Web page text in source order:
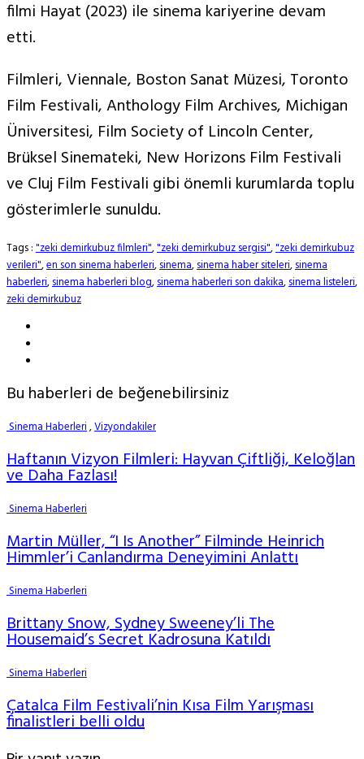
filmi Hayat (2023) ile sinema kariyerine devam
etti.
Filmleri, Viennale, Boston Sanat Müzesi, Toronto
Film Festivali, Anthology Film Archives, Michigan
Üniversitesi, Film Society of Lincoln Center,
Brüksel Sinemateki, New Horizons Film Festivali
ve Cluj Film Festivali gibi önemli kurumlarda toplu
gösterimlerle sunuldu.
Tags :"zeki demirkubuz filmleri","zeki demirkubuz sergisi","zeki demirkubuz
verileri",en son sinema haberleri,sinema,sinema haber siteleri,sinema
haberleri,sinema haberleri blog,sinema haberleri son dakika,sinema listeleri,
zeki demirkubuz
Bu haberleri de beğenebilirsiniz
Sinema Haberleri,Vizyondakiler
Haftanın Vizyon Filmleri: Hayvan Çiftliği, Keloğlan
ve Daha Fazlası!
Sinema Haberleri
Martin Müller, “I Is Another” Filminde Heinrich
Himmler’i Canlandırma Deneyimini Anlattı
Sinema Haberleri
Brittany Snow, Sydney Sweeney’li The
Housemaid’s Secret Kadrosuna Katıldı
Sinema Haberleri
Çatalca Film Festivali’nin Kısa Film Yarışması
finalistleri belli oldu